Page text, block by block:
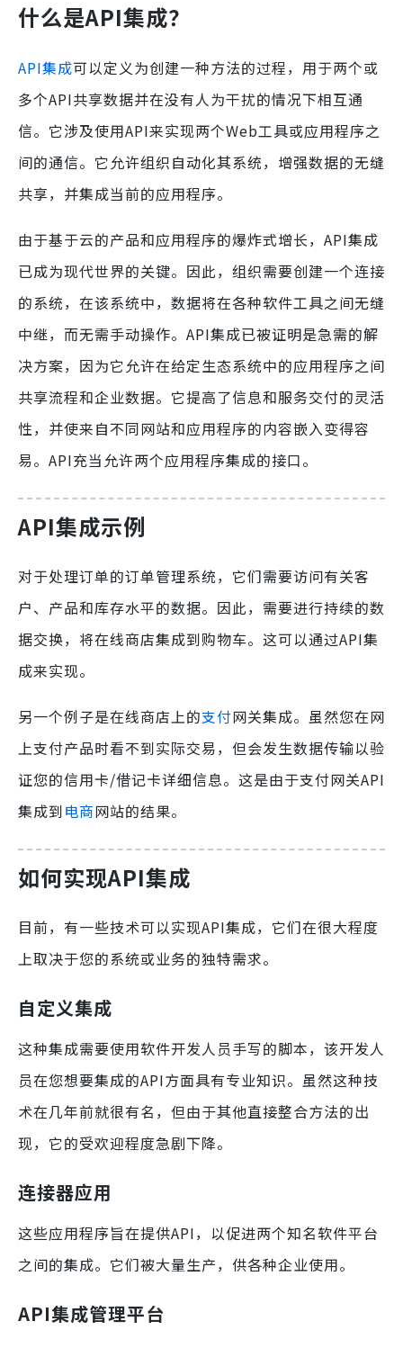
什么是API集成？
API集成可以定义为创建一种方法的过程，用于两个或
多个API共享数据并在没有人为干扰的情况下相互通
信。它涉及使用API来实现两个Web工具或应用程序之
间的通信。它允许组织自动化其系统，增强数据的无缝
共享，并集成当前的应用程序。
由于基于云的产品和应用程序的爆炸式增长，API集成
已成为现代世界的关键。因此，组织需要创建一个连接
的系统，在该系统中，数据将在各种软件工具之间无缝
中继，而无需手动操作。API集成已被证明是急需的解
决方案，因为它允许在给定生态系统中的应用程序之间
共享流程和企业数据。它提高了信息和服务交付的灵活
性，并使来自不同网站和应用程序的内容嵌入变得容
易。API充当允许两个应用程序集成的接口。
API集成示例
对于处理订单的订单管理系统，它们需要访问有关客
户、产品和库存水平的数据。因此，需要进行持续的数
据交换，将在线商店集成到购物车。这可以通过API集
成来实现。
另一个例子是在线商店上的支付网关集成。虽然您在网
上支付产品时看不到实际交易，但会发生数据传输以验
证您的信用卡/借记卡详细信息。这是由于支付网关API
集成到电商网站的结果。
如何实现API集成
目前，有一些技术可以实现API集成，它们在很大程度
上取决于您的系统或业务的独特需求。
自定义集成
这种集成需要使用软件开发人员手写的脚本，该开发人
员在您想要集成的API方面具有专业知识。虽然这种技
术在几年前就很有名，但由于其他直接整合方法的出
现，它的受欢迎程度急剧下降。
连接器应用
这些应用程序旨在提供API，以促进两个知名软件平台
之间的集成。它们被大量生产，供各种企业使用。
API集成管理平台